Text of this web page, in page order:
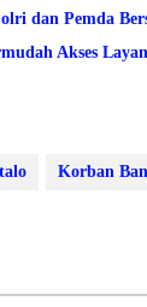
dan Pemda
Akses
Korban